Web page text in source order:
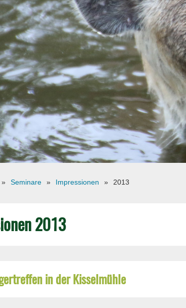
Seminare Impressionen 2013
2013
in der Kisselmühle